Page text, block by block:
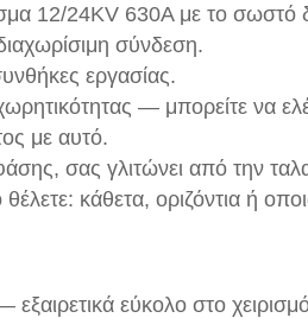
12/24KV 630A με το σωστό
σύνδεση.
εργασίας.
— μπορείτε να
με αυτό.
σας γλιτώνει από την
κάθετα, οριζόντια ή
εξαιρετικά εύκολο στο